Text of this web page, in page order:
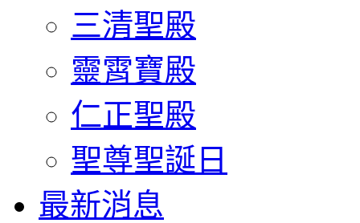
三清聖殿
靈霄寶殿
仁正聖殿
聖尊聖誕日
最新消息